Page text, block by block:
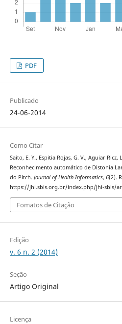
PDF
Publicado
24-06-2014
Como Citar
Saito, E. Y., Espitia Rojas, G. V., Aguiar
Reconhecimento automático de Distonia
do Pitch. Journal of Health Informatics, 6(2).
https://jhi.sbis.org.br/index.php/jhi-sbis/
Fomatos de Citação
Edição
v. 6 n. 2 (2014)
Seção
Artigo Original
Licença